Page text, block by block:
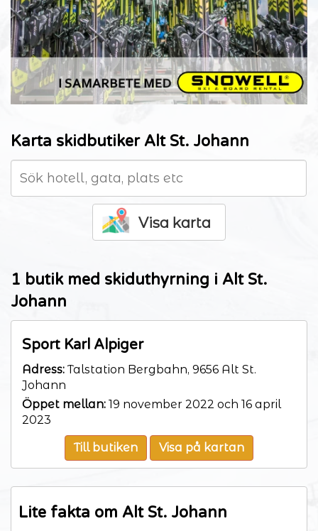
Karta skidbutiker Alt St. Johann
Visa karta
1 butik med skiduthyrning i Alt St.
Johann
Sport Karl Alpiger
Adress:Talstation Bergbahn, 9656 Alt St.
Johann
Öppet mellan: 19 november 2022 och 16 april
2023
Till butiken Visa på kartan
Lite fakta om Alt St. Johann